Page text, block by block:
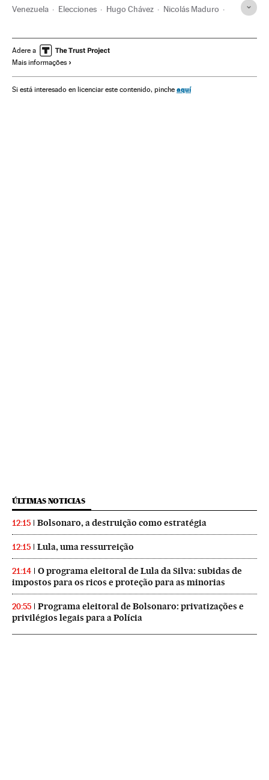
Venezuela Elecciones Hugo Chávez Nicolás Maduro
Caracas Estados Unidos
Adere a
Mais informações
Si está interesado en licenciar este contenido, pinche aquí
ÚLTIMAS NOTICIAS
12:15 Bolsonaro, a destruição como estratégia
12:15 Lula, uma ressurreição
21:14
O programa eleitoral de Lula da Silva: subidas de
impostos para os ricos e proteção para as minorias
20:55
Programa eleitoral de Bolsonaro: privatizações e
privilégios legais para a Polícia